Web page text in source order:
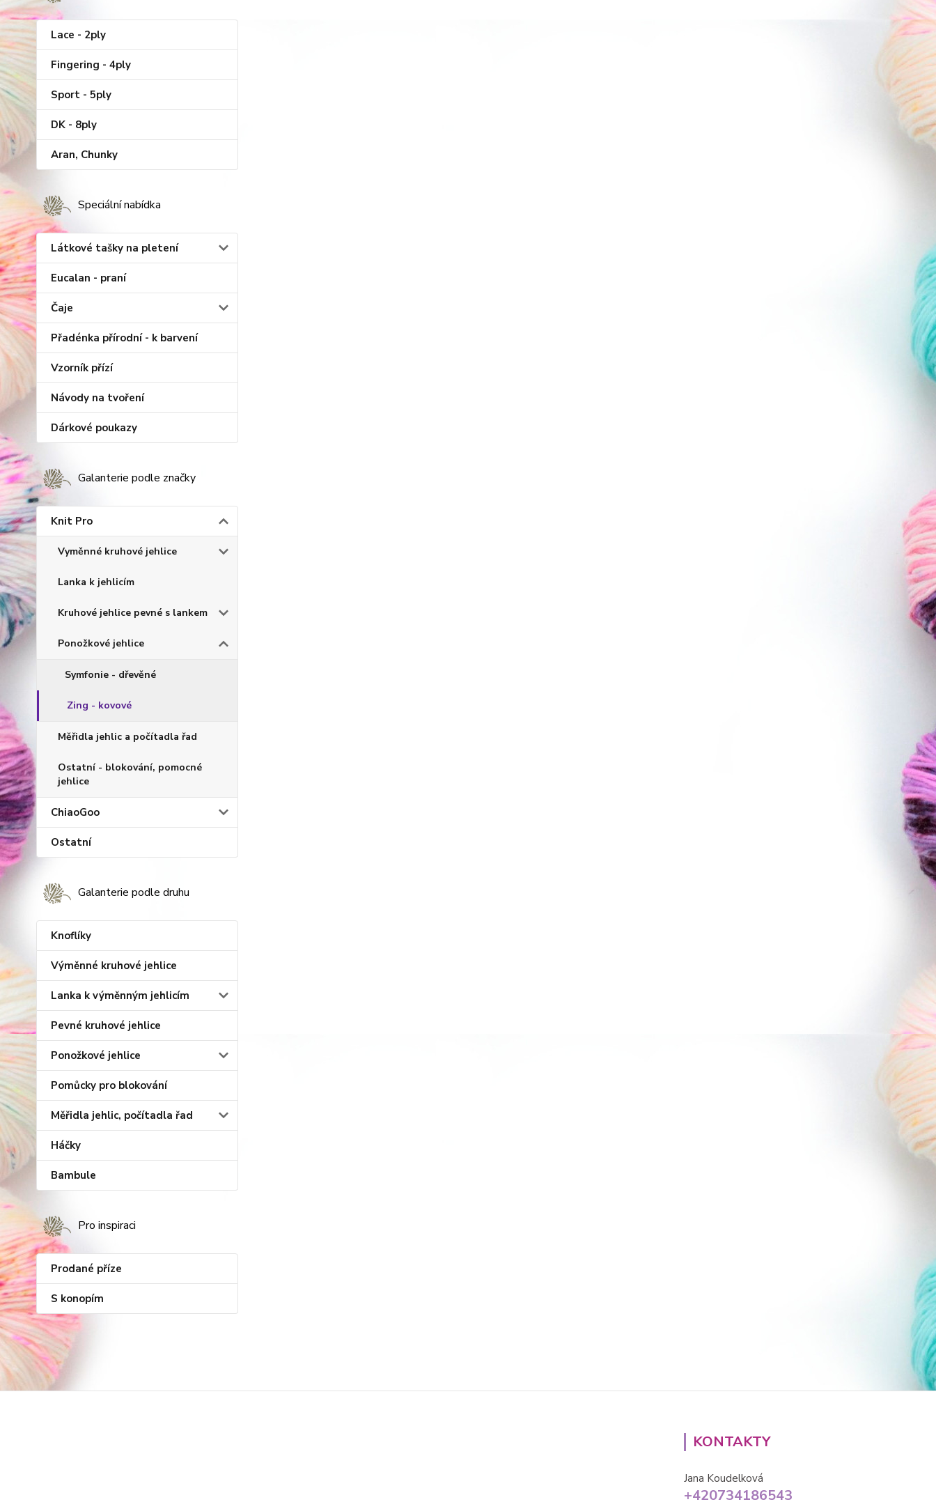
Lace - 2ply
Fingering - 4ply
Sport - 5ply
DK - 8ply
Aran, Chunky
Speciální nabídka
Látkové tašky na pletení
Eucalan - praní
Čaje
Přadénka přírodní - k barvení
Vzorník přízí
Návody na tvoření
Dárkové poukazy
Galanterie podle značky
Knit Pro
Vyměnné kruhové jehlice
Lanka k jehlicím
Kruhové jehlice pevné s lankem
Ponožkové jehlice
Symfonie - dřevěné
Zing - kovové
Měřidla jehlic a počítadla řad
Ostatní - blokování, pomocné
jehlice
ChiaoGoo
Ostatní
Galanterie podle druhu
Knoflíky
Výměnné kruhové jehlice
Lanka k výměnným jehlicím
Pevné kruhové jehlice
Ponožkové jehlice
Pomůcky pro blokování
Měřidla jehlic, počítadla řad
Háčky
Bambule
Pro inspiraci
Prodané příze
S konopím
KONTAKTY
Jana Koudelková
+420734186543